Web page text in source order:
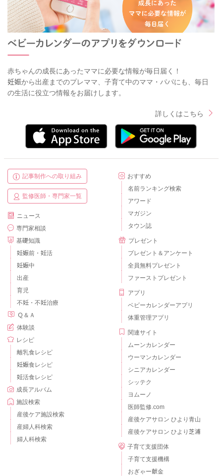
赤ちゃんの成長にあったママに必要な情報が毎日届く！
妊娠から出産までのプレママ、子育て中のママ・パパにも、毎日
の生活に役立つ情報をお届けします。
詳しくはこちら
記事制作への取り組み
監修医師・専門家一覧
ニュース
専門家相談
基礎知識
妊娠前・妊活
妊娠中
出産
育児
不妊・不妊治療
Ｑ＆Ａ
体験談
レシピ
離乳食レシピ
妊娠食レシピ
妊活食レシピ
成長アルバム
施設検索
産後ケア施設検索
産婦人科検索
婦人科検索
おすすめ
名前ランキング検索
アワード
マガジン
タウン誌
プレゼント
プレゼント＆アンケート
全員無料プレゼント
ファーストプレゼント
アプリ
ベビーカレンダーアプリ
体重管理アプリ
関連サイト
ムーンカレンダー
ウーマンカレンダー
シニアカレンダー
シッテク
ヨムーノ
医師監修.com
産後ケアサロン ひより青山
産後ケアサロン ひより芝浦
子育て支援団体
子育て支援機構
おぎゃー献金